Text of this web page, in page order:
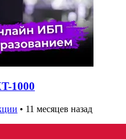
1000
• 11 месяцев назад